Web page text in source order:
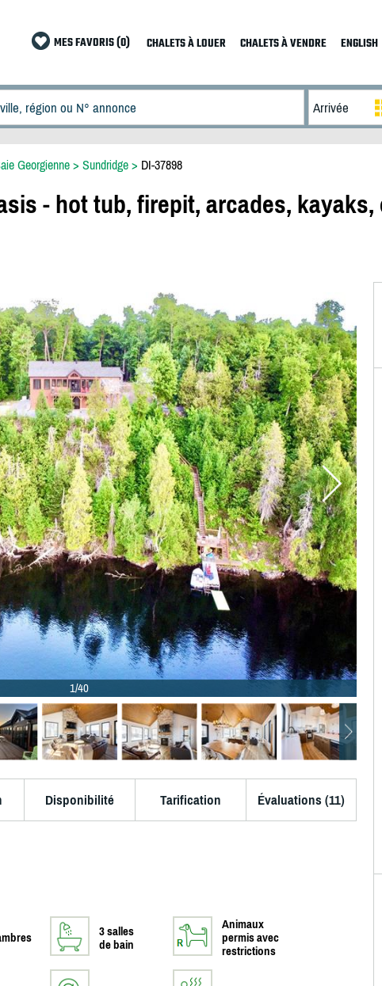
MES FAVORIS (0) CHALETS À LOUER CHALETS À VENDRE ENGLISH
Georgienne > Sundridge > DI-37898
- hot tub, firepit, arcades, kayaks,
1/40
Disponibilité Tarification Évaluations (11)
3 salles
de bain
Animaux
permis avec
restrictions